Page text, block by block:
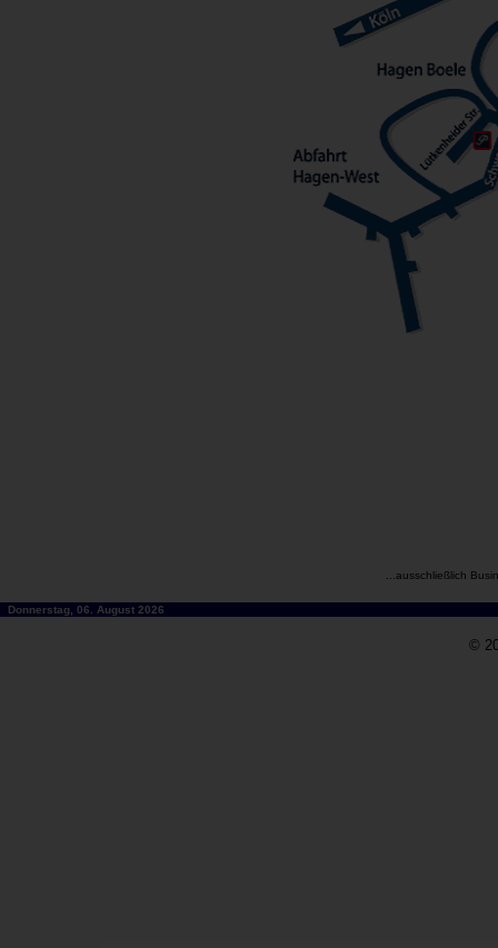
...ausschließlich
Donnerstag, 06. August 2026
©